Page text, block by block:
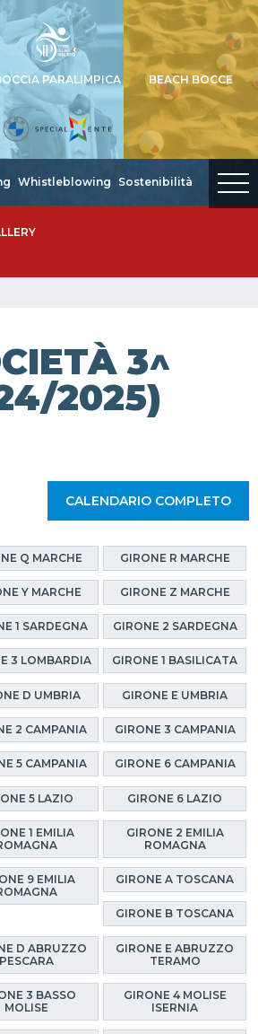
PARALIMPICA BEACH BOCCE
Whistleblowing Sostenibilità
3^
2025)
CALENDARIO COMPLETO
Q MARCHE GIRONE R MARCHE
Y MARCHE GIRONE Z MARCHE
1 SARDEGNA GIRONE 2 SARDEGNA
3 LOMBARDIA GIRONE 1 BASILICATA
D UMBRIA GIRONE E UMBRIA
2 CAMPANIA GIRONE 3 CAMPANIA
5 CAMPANIA GIRONE 6 CAMPANIA
5 LAZIO GIRONE 6 LAZIO
1 EMILIA
GIRONE 2 EMILIA
ROMAGNA
9 EMILIA
GIRONE A TOSCANA
GIRONE B TOSCANA
D ABRUZZO
PESCARA
GIRONE E ABRUZZO
TERAMO
3 BASSO
MOLISE
GIRONE 4 MOLISE
ISERNIA